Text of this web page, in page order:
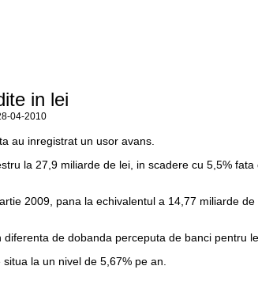
in lei
04-2010
au inregistrat un usor avans.
la 27,9 miliarde de lei, in scadere cu 5,5%
2009, pana la echivalentul a 14,77 miliarde
de dobanda perceputa de banci pentru
la un nivel de 5,67% pe an.